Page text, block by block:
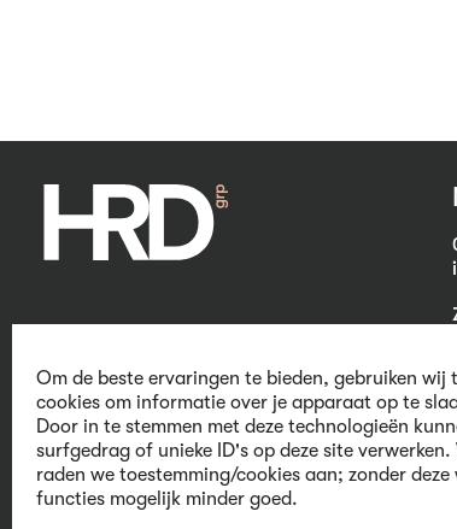
Om de beste ervaringen te bieden, gebruiken wij
cookies om informatie over je apparaat op te
Door in te stemmen met deze technologieën
surfgedrag of unieke ID's op deze site
raden we toestemming/cookies aan; zonder deze
functies mogelijk minder goed.
We believe in
human capital